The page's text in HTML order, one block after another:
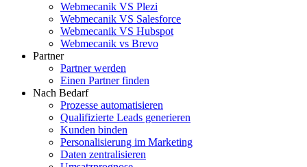
Webmecanik VS Plezi
Webmecanik VS Salesforce
Webmecanik VS Hubspot
Webmecanik vs Brevo
Partner
Partner werden
Einen Partner finden
Nach Bedarf
Prozesse automatisieren
Qualifizierte Leads generieren
Kunden binden
Personalisierung im Marketing
Daten zentralisieren